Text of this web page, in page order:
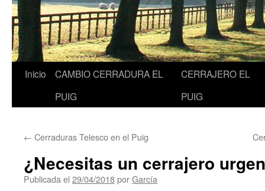
Inicio
CAMBIO CERRADURA EL
PUIG
CERRAJERO EL
PUIG
← Cerraduras Telesco en el Puig
¿Necesitas un cerrajero
Publicada el 29/04/2018porGarcía